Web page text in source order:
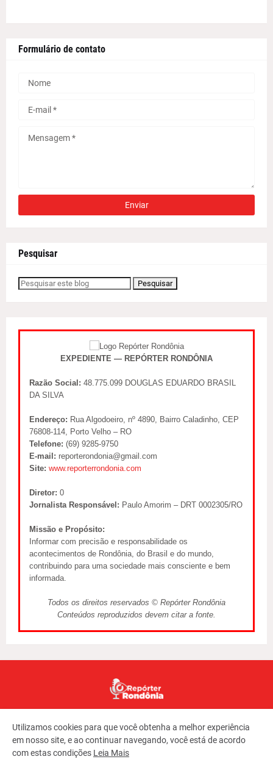
Formulário de contato
Pesquisar
EXPEDIENTE — REPÓRTER RONDÔNIA
Razão Social: 48.775.099 DOUGLAS EDUARDO BRASIL
DA SILVA
Endereço: Rua Algodoeiro, nº 4890, Bairro Caladinho, CEP
76808-114, Porto Velho – RO
Telefone: (69) 9285-9750
E-mail: reporterondonia@gmail.com
Site: www.reporterrondonia.com
Diretor: 0
Jornalista Responsável: Paulo Amorim – DRT 0002305/RO
Missão e Propósito:
Informar com precisão e responsabilidade os
acontecimentos de Rondônia, do Brasil e do mundo,
contribuindo para uma sociedade mais consciente e bem
informada.
Todos os direitos reservados © Repórter Rondônia
Conteúdos reproduzidos devem citar a fonte.
Utilizamos cookies para que você obtenha a melhor experiência
em nosso site, e ao continuar navegando, você está de acordo
com estas condições Leia Mais